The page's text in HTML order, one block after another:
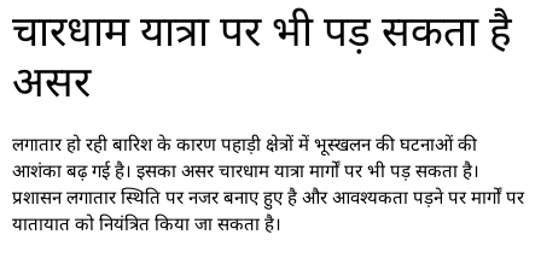
चारधाम यात्रा पर भी पड़ सकता है
असर
लगातार हो रही बारिश के कारण पहाड़ी क्षेत्रों में भूस्खलन की घटनाओं की
आशंका बढ़ गई है। इसका असर चारधाम यात्रा मार्गों पर भी पड़ सकता है।
प्रशासन लगातार स्थिति पर नजर बनाए हुए है और आवश्यकता पड़ने पर मार्गों पर
यातायात को नियंत्रित किया जा सकता है।